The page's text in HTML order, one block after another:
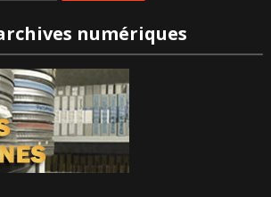
numériques